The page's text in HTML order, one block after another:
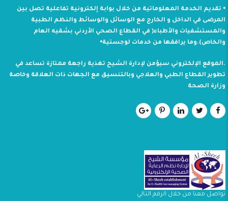
⦁ تقديم الخدمة المعلوماتية من خلال بوابة إلكترونية تفاعلية تصل بين
المرضى في الداخل و الخارج مع الوسائل والوسائط والنظم الطبية
والمستشفيات والأطباء( في القطاع الصحي الأردني بشقيه العام
والخاص).وما يرافقها من خدمات لوجستية⦁
.الموقع الإلكتروني سيؤمن لإدارة الشيح تغذية راجعة ممتازة تساعد في
تطوير القطاع الطبي والعلاجي وبالتنسيق مع الجهات ذات العلاقة وخاصة
وزارة الصحة
تواصل معنا من خلال الرقم التالي